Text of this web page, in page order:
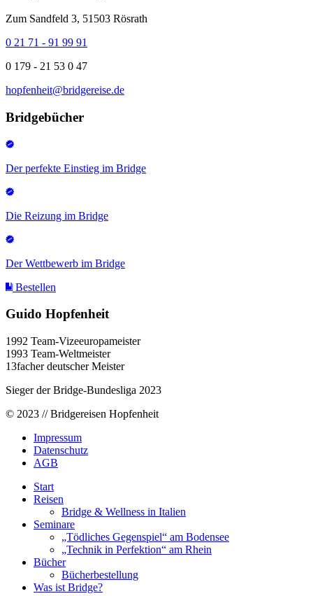
Zum Sandfeld 3, 51503 Rösrath
0 21 71 - 91 99 91
0 179 - 21 53 0 47
hopfenheit@bridgereise.de
Bridgebücher
Der perfekte Einstieg im Bridge
Die Reizung im Bridge
Der Wettbewerb im Bridge
Bestellen
Guido Hopfenheit
1992 Team-Vizeeuropameister
1993 Team-Weltmeister
13facher deutscher Meister
Sieger der Bridge-Bundesliga 2023
© 2023 // Bridgereisen Hopfenheit
Impressum
Datenschutz
AGB
Start
Reisen
Bridge & Wellness in Italien
Seminare
„Tödliches Gegenspiel“ am Bodensee
„Technik in Perfektion“ am Rhein
Bücher
Bücherbestellung
Was ist Bridge?